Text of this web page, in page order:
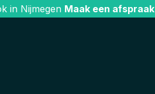
in Nijmegen Maak een afspraak